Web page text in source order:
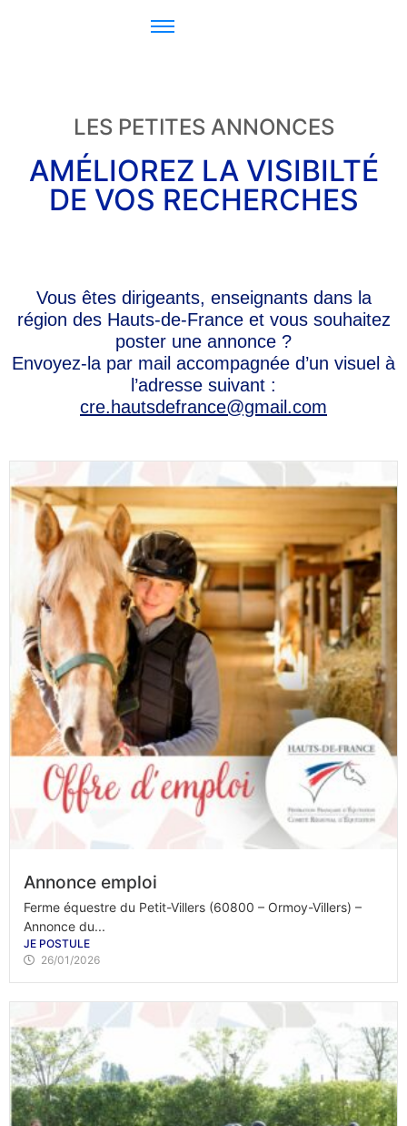
LES PETITES ANNONCES
AMÉLIOREZ LA VISIBILTÉ
DE VOS RECHERCHES
Vous êtes dirigeants, enseignants dans la
région des Hauts-de-France et vous souhaitez
poster une annonce ?
Envoyez-la par mail accompagnée d’un visuel à
l’adresse suivant :
cre.hautsdefrance@gmail.com
Annonce emploi
Ferme équestre du Petit-Villers (60800 – Ormoy-Villers) –
Annonce du...
JE POSTULE
26/01/2026